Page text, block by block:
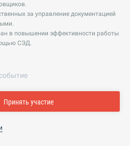
за управление документацией
в повышении эффективности работы
СЭД.
Принять участие